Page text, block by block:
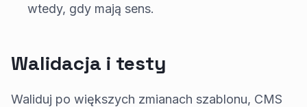
wtedy, gdy mają sens.
Walidacja i testy
Waliduj po większych zmianach szablonu, CMS